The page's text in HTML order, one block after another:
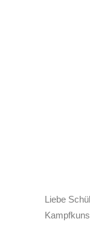
Liebe